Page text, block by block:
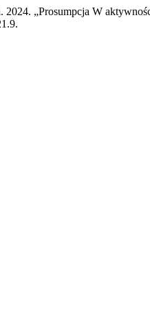
2024. „Prosumpcja W